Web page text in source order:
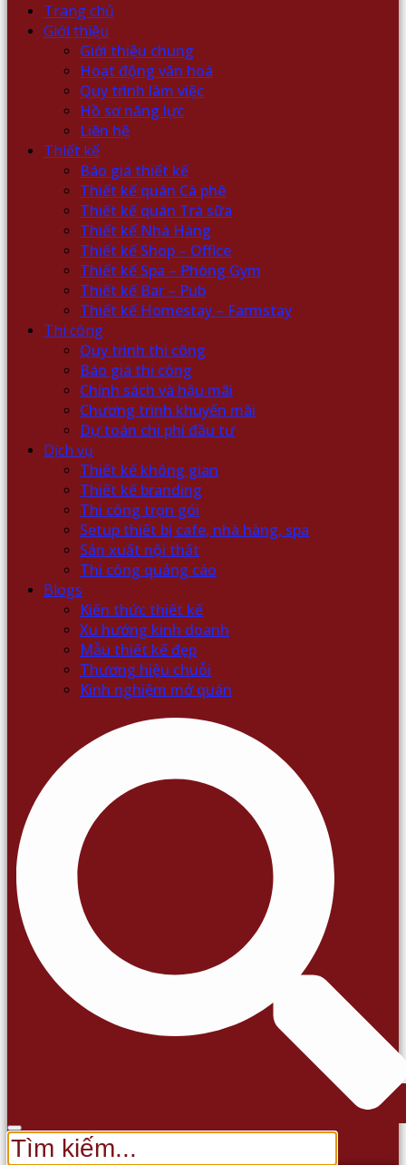
Trang chủ
Giới thiệu
Giới thiệu chung
Hoạt động văn hoá
Quy trình làm việc
Hồ sơ năng lực
Liên hệ
Thiết kế
Báo giá thiết kế
Thiết kế quán Cà phê
Thiết kế quán Trà sữa
Thiết kế Nhà Hàng
Thiết kế Shop – Office
Thiết kế Spa – Phòng Gym
Thiết kế Bar – Pub
Thiết kế Homestay – Farmstay
Thi công
Quy trình thi công
Báo giá thi công
Chính sách và hậu mãi
Chương trình khuyến mãi
Dự toán chi phí đầu tư
Dịch vụ
Thiết kế không gian
Thiết kế branding
Thi công trọn gói
Setup thiết bị cafe, nhà hàng, spa
Sản xuất nội thất
Thi công quảng cáo
Blogs
Kiến thức thiết kế
Xu hướng kinh doanh
Mẫu thiết kế đẹp
Thương hiệu chuỗi
Kinh nghiệm mở quán